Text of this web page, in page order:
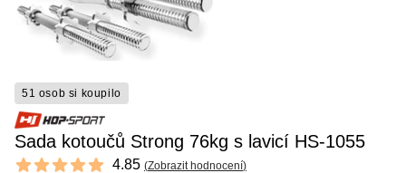
51 osob si koupilo
Sada kotoučů Strong 76kg s lavicí HS-1055
Reviews 4.85 (Zobrazit hodnocení)